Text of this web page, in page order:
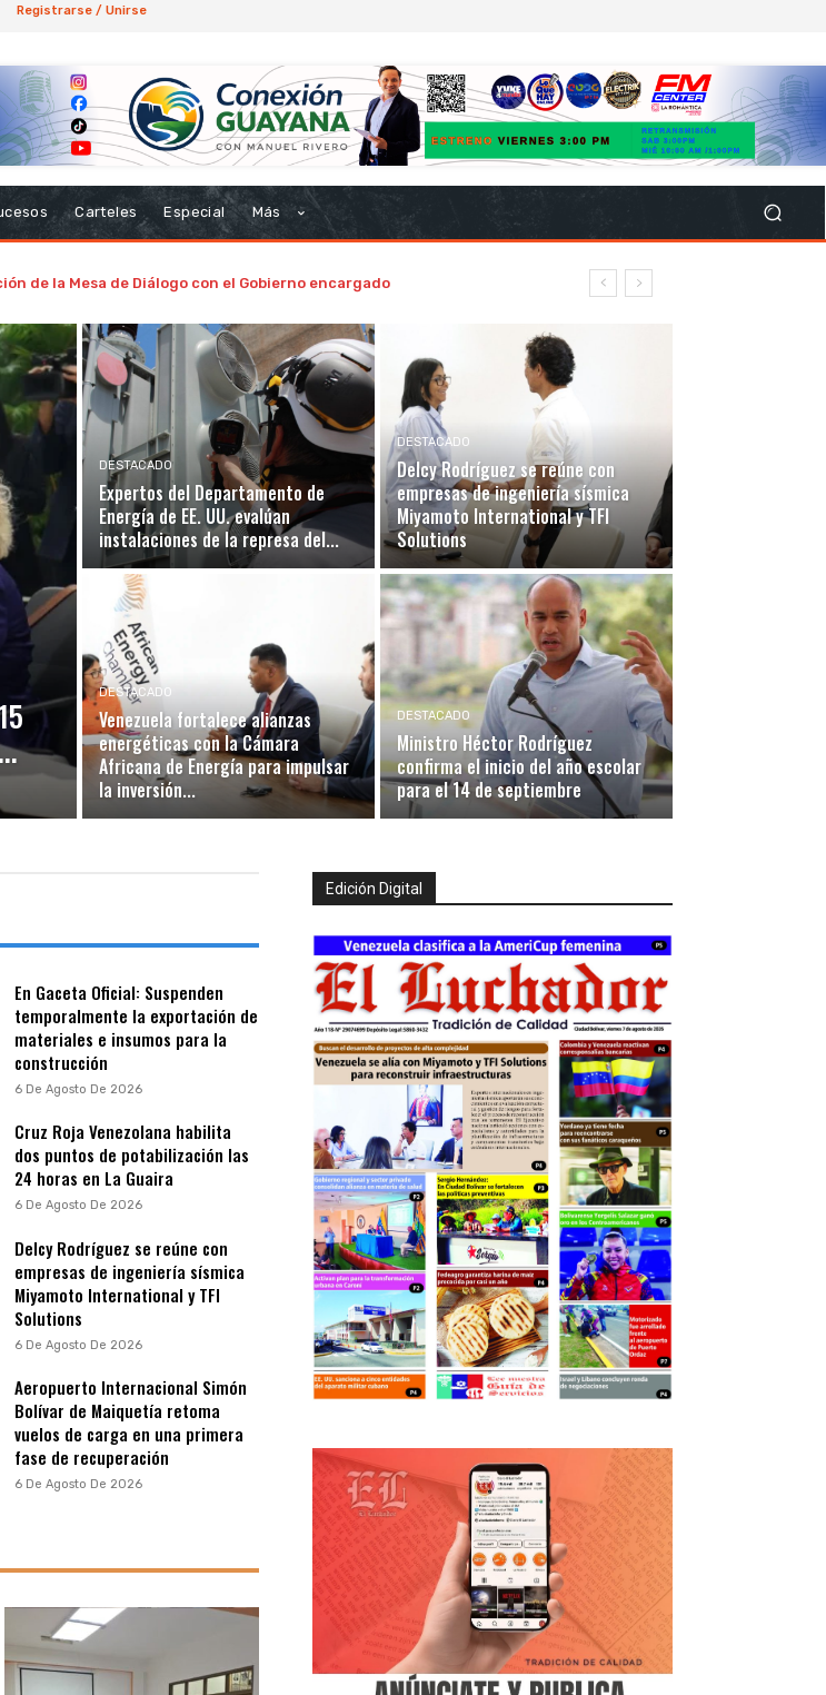
Registrarse / Unirse
Carteles Especial Más
de la Mesa de Diálogo con el Gobierno encargado
DESTACADO
Expertos del Departamento de
Energía de EE. UU. evalúan
instalaciones de la represa del...
DESTACADO
Delcy Rodríguez se reúne con
empresas de ingeniería sísmica
Miyamoto International y TFI
Solutions
DESTACADO
Venezuela fortalece alianzas
energéticas con la Cámara
Africana de Energía para impulsar
la inversión...
DESTACADO
Ministro Héctor Rodríguez
confirma el inicio del año escolar
para el 14 de septiembre
En Gaceta Oficial: Suspenden
temporalmente la exportación de
materiales e insumos para la
construcción
6 De Agosto De 2026
Cruz Roja Venezolana habilita
dos puntos de potabilización las
24 horas en La Guaira
6 De Agosto De 2026
Delcy Rodríguez se reúne con
empresas de ingeniería sísmica
Miyamoto International y TFI
Solutions
6 De Agosto De 2026
Aeropuerto Internacional Simón
Bolívar de Maiquetía retoma
vuelos de carga en una primera
fase de recuperación
6 De Agosto De 2026
Edición Digital